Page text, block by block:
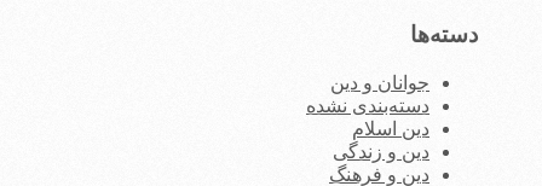
دسته‌ها
جوانان و دین
دسته‌بندی نشده
دین اسلام
دین و زندگی
دین و فرهنگ